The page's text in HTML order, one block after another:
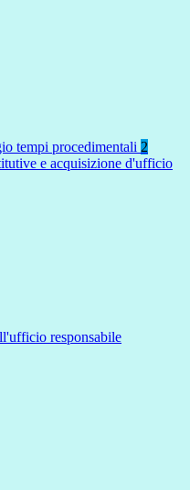
tempi procedimentali 2
e acquisizione d'ufficio
responsabile